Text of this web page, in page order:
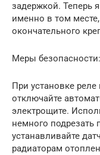
задержкой. Теперь
именно в том месте,
окончательного
Меры безопасности:
При установке реле
отключайте
электрощите.
немного подрезать
устанавливайте
радиаторам